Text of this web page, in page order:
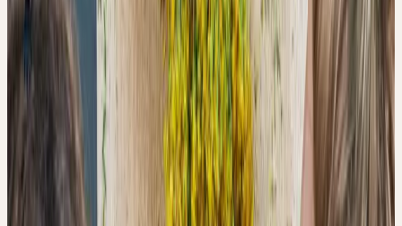
Zellstruktur getrennt gehalten wurden, treten in Kontakt mit
phenolischen Verbindungen — und mit Sauerstoff. Was folgt, ist
eine Oxidationskaskade, die in der Lebensmittel- und
Kosmetikindustrie seit Langem bekannt ist: das Bräunen von
Avocados, der Farbverlust von frisch gepresstem Saft, die
Qualitätsminderung empfindlicher Rohstoffe.
In der Herstellung pflanzlicher Arzneimittel wurde dieser
Zusammenhang wissenschaftlich bisher kaum untersucht. Eine